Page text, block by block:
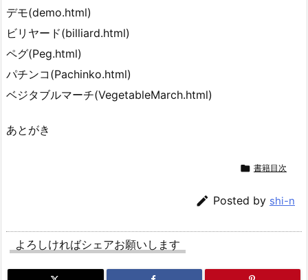
デモ(demo.html)
ビリヤード(billiard.html)
ペグ(Peg.html)
パチンコ(Pachinko.html)
ベジタブルマーチ(VegetableMarch.html)
あとがき
 書籍目次
 Posted by shi-n
よろしければシェアお願いします